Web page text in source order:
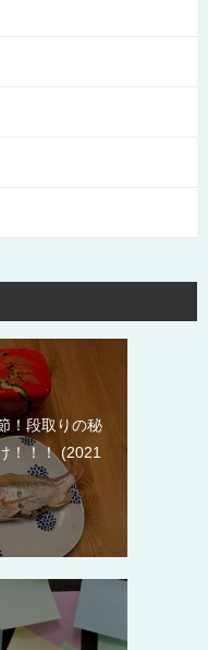
！段取りの秘
！！！ 2021